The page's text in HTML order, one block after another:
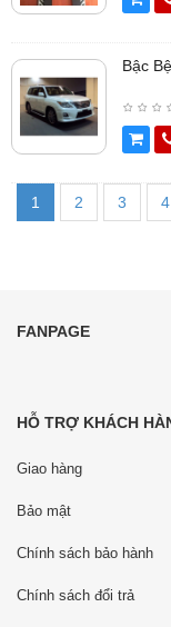
Bậc
1 2 3 4
FANPAGE
HỖ TRỢ KHÁCH
Giao hàng
Bảo mật
Chính sách bảo hành
Chính sách đổi trả